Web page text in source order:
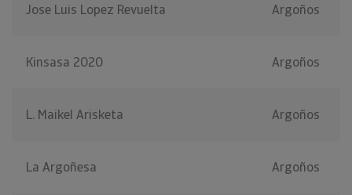
Jose Luis Lopez Revuelta Argoños
Kinsasa 2020 Argoños
L. Maikel Arisketa Argoños
La Argoñesa Argoños